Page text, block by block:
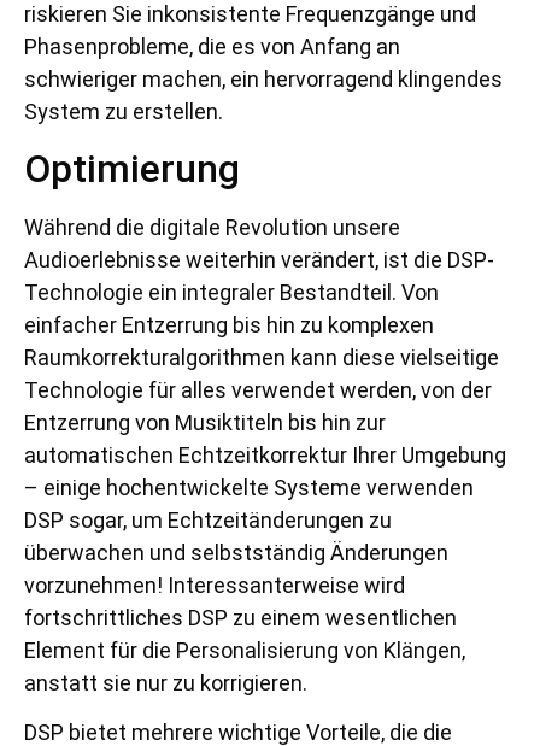
riskieren Sie inkonsistente Frequenzgänge und
Phasenprobleme, die es von Anfang an
schwieriger machen, ein hervorragend klingendes
System zu erstellen.
Optimierung
Während die digitale Revolution unsere
Audioerlebnisse weiterhin verändert, ist die DSP-
Technologie ein integraler Bestandteil. Von
einfacher Entzerrung bis hin zu komplexen
Raumkorrekturalgorithmen kann diese vielseitige
Technologie für alles verwendet werden, von der
Entzerrung von Musiktiteln bis hin zur
automatischen Echtzeitkorrektur Ihrer Umgebung
– einige hochentwickelte Systeme verwenden
DSP sogar, um Echtzeitänderungen zu
überwachen und selbstständig Änderungen
vorzunehmen! Interessanterweise wird
fortschrittliches DSP zu einem wesentlichen
Element für die Personalisierung von Klängen,
anstatt sie nur zu korrigieren.
DSP bietet mehrere wichtige Vorteile, die die